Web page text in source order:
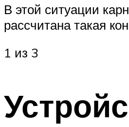
В этой ситуации
рассчитана такая
1 из 3